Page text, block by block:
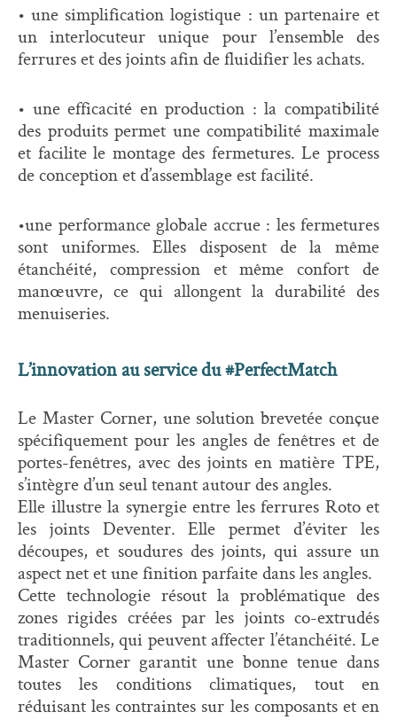
• une simplification logistique : un partenaire et
un interlocuteur unique pour l’ensemble des
ferrureset des joints afin de fluidifier les achats.
• une efficacité en production : la compatibilité
des produits permet une compatibilité maximale
et facilite le montage des fermetures. Le process
de conception et d’assemblage est facilité.
•une performance globale accrue : les fermetures
sont uniformes. Elles disposent de la même
étanchéité, compression et même confort de
manœuvre, ce qui allongent la durabilité des
menuiseries.
L’innovation au service du #PerfectMatch
Le Master Corner, une solution brevetée conçue
spécifiquement pour les angles de fenêtres et de
portes-fenêtres, avec des joints en matière TPE,
s’intègre d’un seul tenant autour des angles.
Elle illustre la synergie entre les ferrures Roto et
les joints Deventer. Elle permet d’éviter les
découpes, et soudures des joints, qui assure un
aspect net et une finition parfaite dans les angles.
Cette technologie résout la problématique des
zones rigides créées par les joints co-extrudés
traditionnels, qui peuvent affecter l’étanchéité. Le
Master Corner garantit une bonne tenue dans
toutes les conditions climatiques, tout en
réduisant les contraintes sur les composants et en